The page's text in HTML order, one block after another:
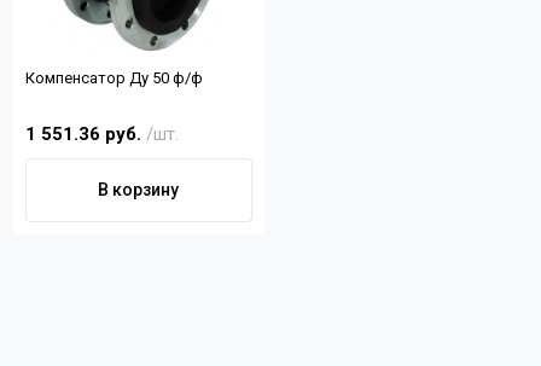
Компенсатор Ду 50 ф/ф
1 551.36 руб. /шт.
В корзину